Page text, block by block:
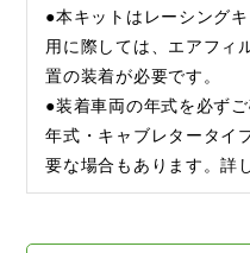
●本キットはレーシング
用に際しては、エアフィ
置の装着が必要です。
●装着車両の年式を必ず
年式・キャブレタータイ
要な場合もあります。詳